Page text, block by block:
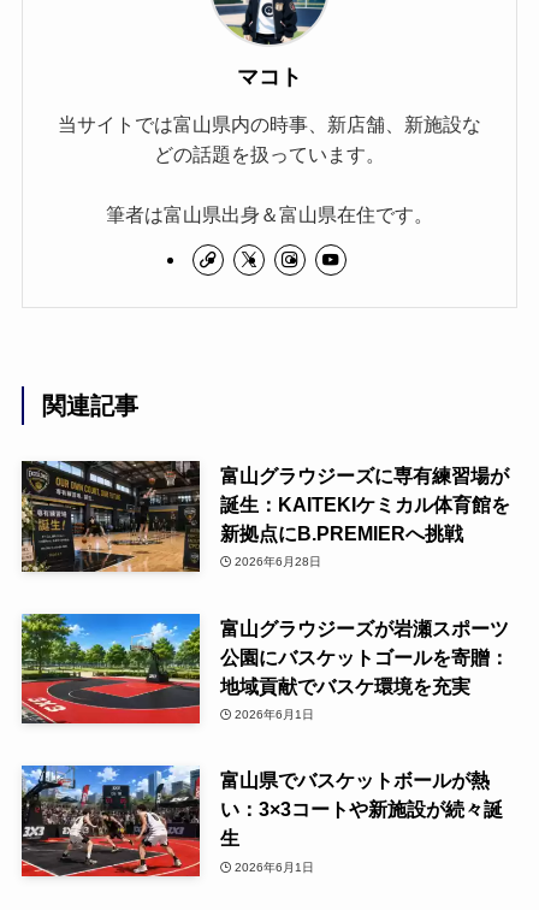
マコト
当サイトでは富山県内の時事、新店舗、新施設な
どの話題を扱っています。
筆者は富山県出身＆富山県在住です。
関連記事
富山グラウジーズに専有練習場が
誕生：KAITEKIケミカル体育館を
新拠点にB.PREMIERへ挑戦
2026年6月28日
富山グラウジーズが岩瀬スポーツ
公園にバスケットゴールを寄贈：
地域貢献でバスケ環境を充実
2026年6月1日
富山県でバスケットボールが熱
い：3×3コートや新施設が続々誕
生
2026年6月1日